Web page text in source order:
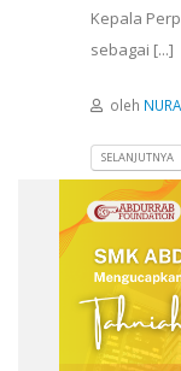
Kepala
sebagai [...]
oleh
SELANJUTNYA